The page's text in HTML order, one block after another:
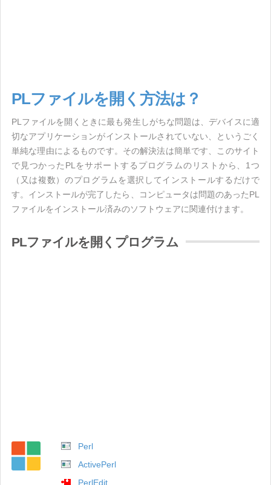
PLファイルを開く方法は？
PLファイルを開くときに最も発生しがちな問題は、デバイスに適
切なアプリケーションがインストールされていない、というごく
単純な理由によるものです。その解決法は簡単です、このサイト
で見つかったPLをサポートするプログラムのリストから、1つ
（又は複数）のプログラムを選択してインストールするだけで
す。インストールが完了したら、コンピュータは問題のあったPL
ファイルをインストール済みのソフトウェアに関連付けます。
PLファイルを開くプログラム
Perl
ActivePerl
PerlEdit